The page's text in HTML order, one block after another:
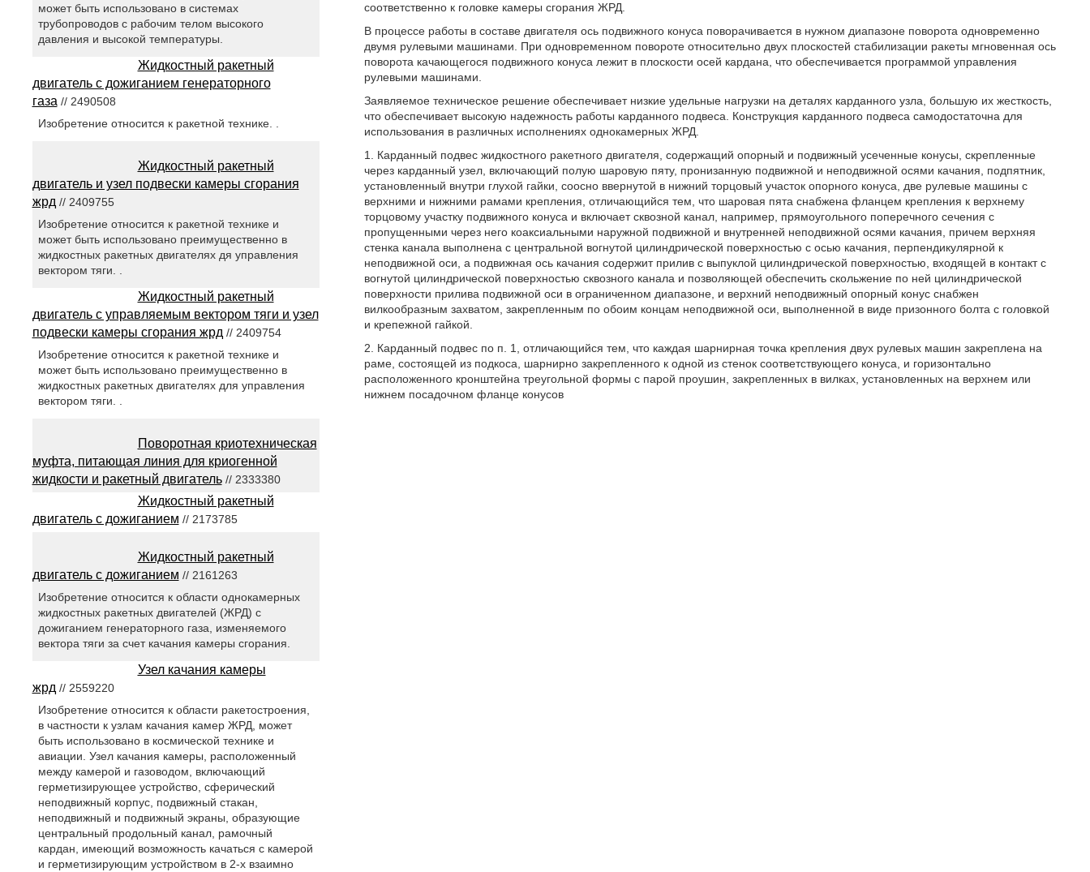
соответственно к головке камеры сгорания ЖРД.
В процессе работы в составе двигателя ось подвижного конуса поворачивается в нужном диапазоне поворота одновременно
двумя рулевыми машинами. При одновременном повороте относительно двух плоскостей стабилизации ракеты мгновенная ось
поворота качающегося подвижного конуса лежит в плоскости осей кардана, что обеспечивается программой управления
рулевыми машинами.
Заявляемое техническое решение обеспечивает низкие удельные нагрузки на деталях карданного узла, большую их жесткость,
что обеспечивает высокую надежность работы карданного подвеса. Конструкция карданного подвеса самодостаточна для
использования в различных исполнениях однокамерных ЖРД.
1. Карданный подвес жидкостного ракетного двигателя, содержащий опорный и подвижный усеченные конусы, скрепленные
через карданный узел, включающий полую шаровую пяту, пронизанную подвижной и неподвижной осями качания, подпятник,
установленный внутри глухой гайки, соосно ввернутой в нижний торцовый участок опорного конуса, две рулевые машины с
верхними и нижними рамами крепления, отличающийся тем, что шаровая пята снабжена фланцем крепления к верхнему
торцовому участку подвижного конуса и включает сквозной канал, например, прямоугольного поперечного сечения с
пропущенными через него коаксиальными наружной подвижной и внутренней неподвижной осями качания, причем верхняя
стенка канала выполнена с центральной вогнутой цилиндрической поверхностью с осью качания, перпендикулярной к
неподвижной оси, а подвижная ось качания содержит прилив с выпуклой цилиндрической поверхностью, входящей в контакт с
вогнутой цилиндрической поверхностью сквозного канала и позволяющей обеспечить скольжение по ней цилиндрической
поверхности прилива подвижной оси в ограниченном диапазоне, и верхний неподвижный опорный конус снабжен
вилкообразным захватом, закрепленным по обоим концам неподвижной оси, выполненной в виде призонного болта с головкой
и крепежной гайкой.
2. Карданный подвес по п. 1, отличающийся тем, что каждая шарнирная точка крепления двух рулевых машин закреплена на
раме, состоящей из подкоса, шарнирно закрепленного к одной из стенок соответствующего конуса, и горизонтально
расположенного кронштейна треугольной формы с парой проушин, закрепленных в вилках, установленных на верхнем или
нижнем посадочном фланце конусов
может быть использовано в системах
трубопроводов с рабочим телом высокого
давления и высокой температуры.
Жидкостный ракетный
двигатель с дожиганием генераторного
газа // 2490508
Изобретение относится к ракетной технике. .
Жидкостный ракетный
двигатель и узел подвески камеры сгорания
жрд // 2409755
Изобретение относится к ракетной технике и
может быть использовано преимущественно в
жидкостных ракетных двигателях дя управления
вектором тяги. .
Жидкостный ракетный
двигатель с управляемым вектором тяги и узел
подвески камеры сгорания жрд // 2409754
Изобретение относится к ракетной технике и
может быть использовано преимущественно в
жидкостных ракетных двигателях для управления
вектором тяги. .
Поворотная криотехническая
муфта, питающая линия для криогенной
жидкости и ракетный двигатель// 2333380
Жидкостный ракетный
двигатель с дожиганием // 2173785
Жидкостный ракетный
двигатель с дожиганием // 2161263
Изобретение относится к области однокамерных
жидкостных ракетных двигателей (ЖРД) с
дожиганием генераторного газа, изменяемого
вектора тяги за счет качания камеры сгорания.
Узел качания камеры
жрд// 2559220
Изобретение относится к области ракетостроения,
в частности к узлам качания камер ЖРД, может
быть использовано в космической технике и
авиации. Узел качания камеры, расположенный
между камерой и газоводом, включающий
герметизирующее устройство, сферический
неподвижный корпус, подвижный стакан,
неподвижный и подвижный экраны, образующие
центральный продольный канал, рамочный
кардан, имеющий возможность качаться с камерой
и герметизирующим устройством в 2-х взаимно